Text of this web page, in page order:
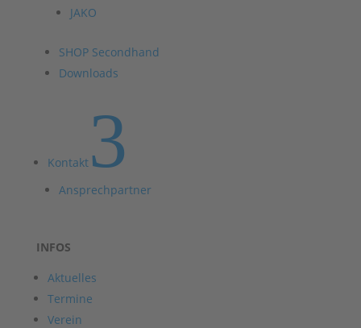
JAKO
SHOP Secondhand
Downloads
Kontakt3
Ansprechpartner
INFOS
Aktuelles
Termine
Verein